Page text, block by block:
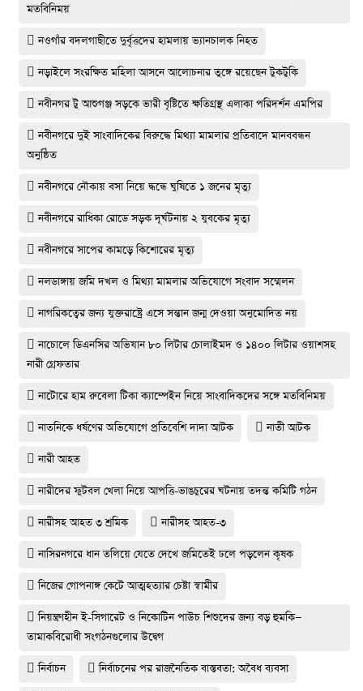
মতবিনিময়
নওগাঁর বদলগাছীতে দুর্বৃত্তদের হামলায় ভ্যানচালক নিহত
নড়াইলে সংরক্ষিত মহিলা আসনে আলোচনার তুঙ্গে রয়েছেন টুকটুকি
নবীনগর টু আশুগঞ্জ সড়কে ভারী বৃষ্টিতে ক্ষতিগ্রস্থ এলাকা পরিদর্শন এমপির
নবীনগরে দুই সাংবাদিকের বিরুদ্ধে মিথ্যা মামলার প্রতিবাদে মানববন্ধন
অনুষ্ঠিত
নবীনগরে নৌকায় বসা নিয়ে দ্ধন্ধে ঘুষিতে ১ জনের মৃত্যু
নবীনগরে রাধিকা রোডে সড়ক দূর্ঘটনায় ২ যুবকের মৃত্যু
নবীনগরে সাপের কামড়ে কিশোরের মৃত্যু
নলডাঙ্গায় জমি দখল ও মিথ্যা মামলার অভিযোগে সংবাদ সম্মেলন
নাগরিকত্বের জন্য যুক্তরাষ্ট্রে এসে সন্তান জন্ম দেওয়া অনুমোদিত নয়
নাচোলে ডিএনসির অভিযান ৮০ লিটার চোলাইমদ ও ১৪০০ লিটার ওয়াশসহ
নারী গ্রেফতার
নাটোরে হাম রুবেলা টিকা ক্যাম্পেইন নিয়ে সাংবাদিকদের সঙ্গে মতবিনিময়
নাতনিকে ধর্ষণের অভিযোগে প্রতিবেশি দাদা আটক নাতী আটক
নারী আহত
নারীদের ফুটবল খেলা নিয়ে আপত্তি-ভাঙচুরের ঘটনায় তদন্ত কমিটি গঠন
নারীসহ আহত ৩ শ্রমিক নারীসহ আহত-৩
নাসিরনগরে ধান তলিয়ে যেতে দেখে জমিতেই ঢলে পড়লেন কৃষক
নিজের গোপনাঙ্গ কেটে আত্মহত্যার চেষ্টা স্বামীর
নিয়ন্ত্রণহীন ই-সিগারেট ও নিকোটিন পাউচ শিশুদের জন্য বড় হুমকি—
তামাকবিরোধী সংগঠনগুলোর উদ্বেগ
নির্বাচন নির্বাচনের পর রাজনৈতিক বাস্তবতা: অবৈধ ব্যবসা